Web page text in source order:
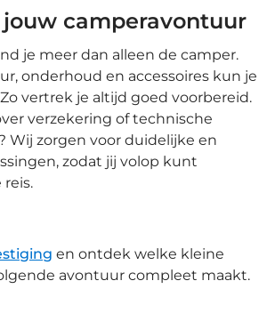
jouw camperavontuur
je meer dan alleen de camper.
onderhoud en accessoires kun je
vertrek je altijd goed voorbereid.
verzekering of technische
Wij zorgen voor duidelijke en
zodat jij volop kunt
en ontdek welke kleine
avontuur compleet maakt.